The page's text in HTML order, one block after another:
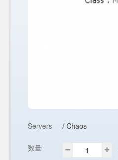
Servers / Chaos
数量